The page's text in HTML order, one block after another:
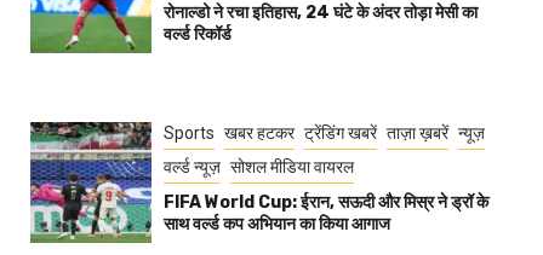
रोनाल्डो ने रचा इतिहास, 24 घंटे के अंदर तोड़ा मेसी का
वर्ल्ड रिकॉर्ड
Sports खबर हटकर ट्रेंडिंग खबरें ताज़ा ख़बरें न्यूज़
वर्ल्ड न्यूज़ सोशल मीडिया वायरल
FIFA World Cup: ईरान, सऊदी और मिस्र ने ड्रॉ के
साथ वर्ल्ड कप अभियान का किया आगाज